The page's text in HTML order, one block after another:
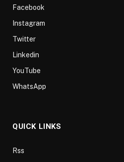
Facebook
Instagram
Twitter
Linkedin
YouTube
WhatsApp
QUICK LINKS
Rss